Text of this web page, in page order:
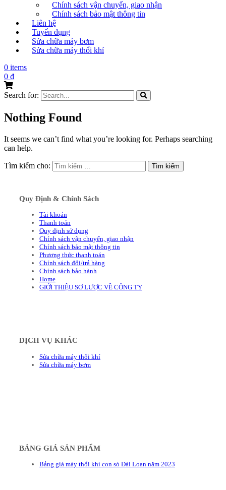
Chính sách vận chuyển, giao nhận
Chính sách bảo mật thông tin
Liên hệ
Tuyển dụng
Sửa chữa máy bơm
Sửa chữa máy thổi khí
0 items
0 ₫
Search for:
Nothing Found
It seems we can’t find what you’re looking for. Perhaps searching
can help.
Tìm kiếm cho:
Quy Định & Chính Sách
Tài khoản
Thanh toán
Quy định sử dụng
Chính sách vận chuyển, giao nhận
Chính sách bảo mật thông tin
Phương thức thanh toán
Chính sách đổi/trả hàng
Chính sách bảo hành
Home
GIỚI THIỆU SƠ LƯỢC VỀ CÔNG TY
DỊCH VỤ KHÁC
Sửa chữa máy thổi khí
Sửa chữa máy bơm
BẢNG GIÁ SẢN PHẨM
Bảng giá máy thổi khí con sò Đài Loan năm 2023